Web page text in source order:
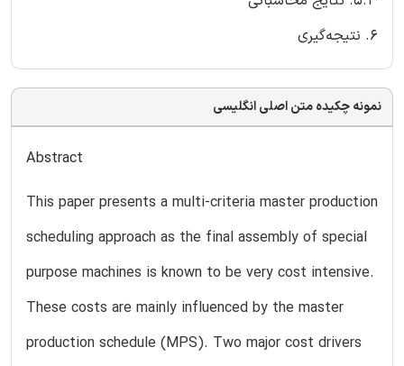
6. نتیجه‌گیری
نمونه چکیده متن اصلی انگلیسی
Abstract
This paper presents a multi-criteria master production
scheduling approach as the final assembly of special
purpose machines is known to be very cost intensive.
These costs are mainly influenced by the master
production schedule (MPS). Two major cost drivers